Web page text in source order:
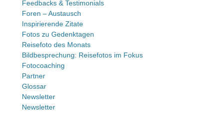
Feedbacks & Testimonials
Foren – Austausch
Inspirierende Zitate
Fotos zu Gedenktagen
Reisefoto des Monats
Bildbesprechung: Reisefotos im Fokus
Fotocoaching
Partner
Glossar
Newsletter
Newsletter